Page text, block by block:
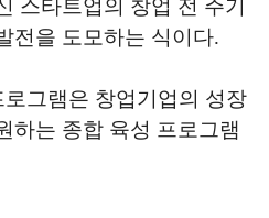
스타트업의 창업 전 주기
전을 도모하는 식이다.
로그램은 창업기업의 성장
하는 종합 육성 프로그램